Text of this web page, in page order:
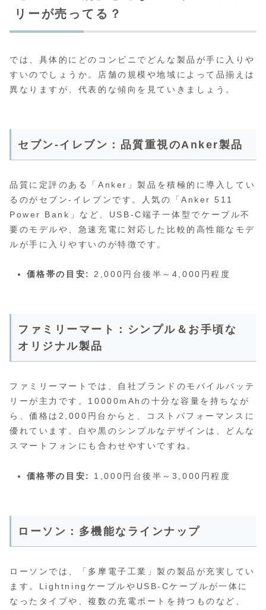
リーが売ってる？
では、具体的にどのコンビニでどんな製品が手に入りや
すいのでしょうか。店舗の規模や地域によって品揃えは
異なりますが、代表的な傾向を見ていきましょう。
セブン-イレブン：品質重視のAnker製品
品質に定評のある「Anker」製品を積極的に導入してい
るのがセブン-イレブンです。人気の「Anker 511
Power Bank」など、USB-C端子一体型でケーブル不
要のモデルや、急速充電に対応した比較的高性能なモデ
ルが手に入りやすいのが特徴です。
価格帯の目安: 2,000円台後半～4,000円程度
ファミリーマート：シンプル＆お手頃な
オリジナル製品
ファミリーマートでは、自社ブランドのモバイルバッテ
リーが主力です。10000mAhの十分な容量を持ちなが
ら、価格は2,000円台からと、コストパフォーマンスに
優れています。白や黒のシンプルなデザインは、どんな
スマートフォンにも合わせやすいですね。
価格帯の目安: 1,000円台後半～3,000円程度
ローソン：多機能なラインナップ
ローソンでは、「多摩電子工業」製の製品が充実してい
ます。LightningケーブルやUSB-Cケーブルが一体に
なったタイプや、複数の充電ポートを持つものなど、